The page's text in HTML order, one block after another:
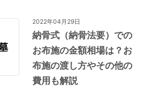
2022年04月29日
納骨式（納骨法要）での
お布施の金額相場は？お
布施の渡し方やその他の
費用も解説